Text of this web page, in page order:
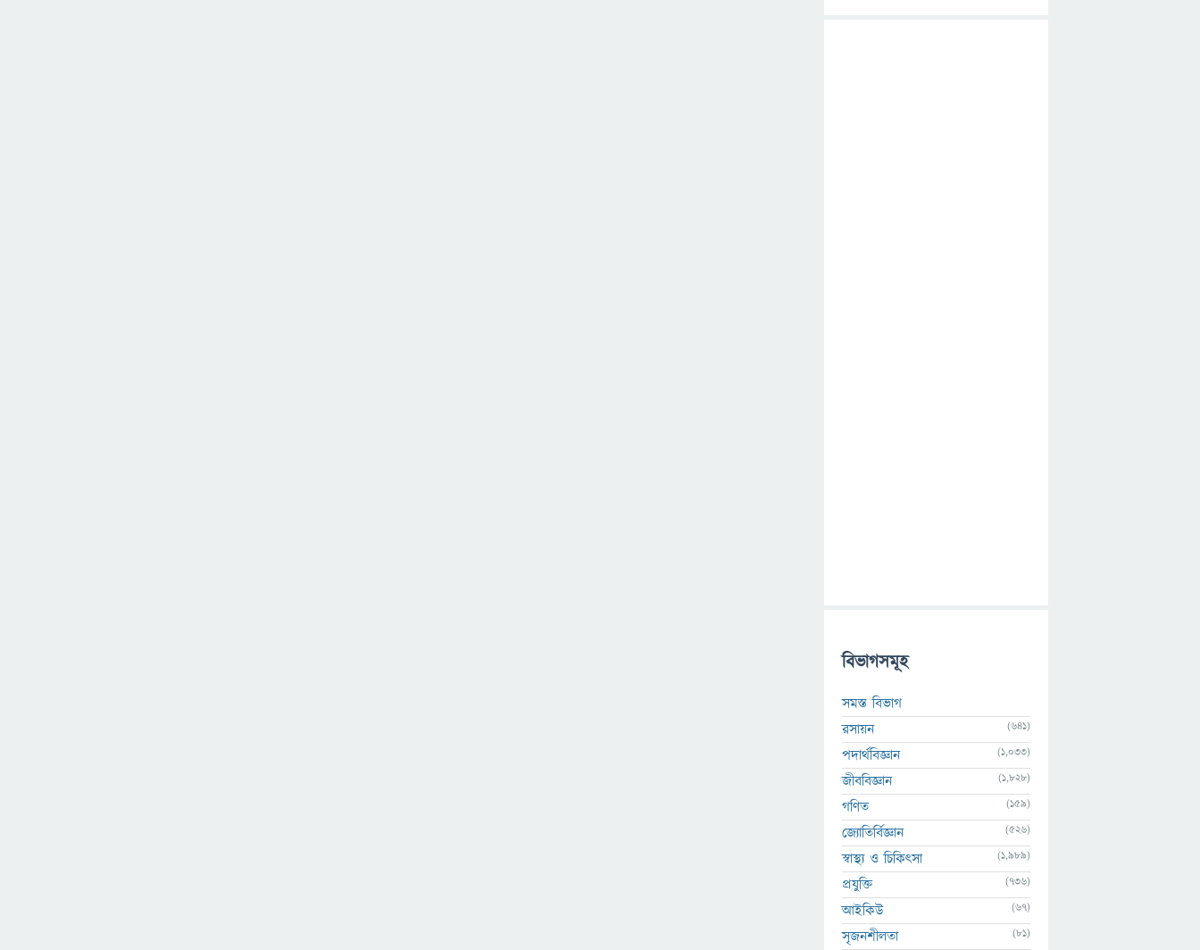
বিভাগসমূহ
সমস্ত বিভাগ
রসায়ন
(641)
পদার্থবিজ্ঞান (1,033)
জীববিজ্ঞান (1,828)
গণিত (159)
জ্যোতির্বিজ্ঞান (526)
স্বাস্থ্য ও চিকিৎসা (1,989)
প্রযুক্তি (736)
আইকিউ (67)
সৃজনশীলতা (81)